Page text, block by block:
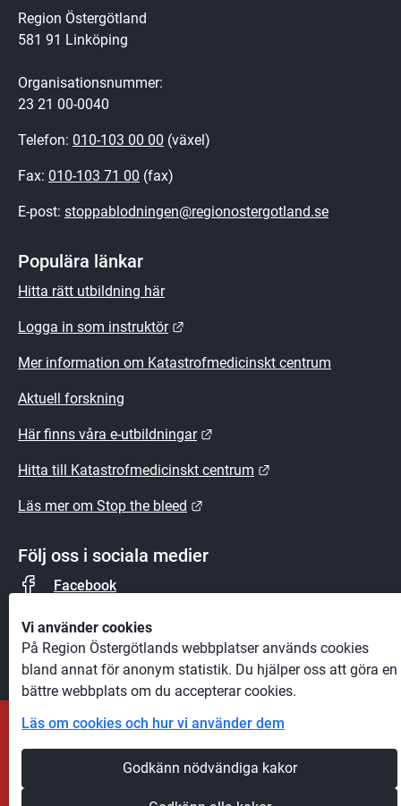
Vi använder cookies
På Region Östergötlands webbplatser används cookies
bland annat för anonym statistik. Du hjälper oss att göra en
bättre webbplats om du accepterar cookies.
Läs om cookies och hur vi använder dem
Godkänn nödvändiga kakor
Region Östergötland
581 91 Linköping
Organisationsnummer:
23 21 00-0040
Telefon: 010-103 00 00 (växel)
Fax: 010-103 71 00 (fax)
E-post: stoppablodningen@regionostergotland.se
Populära länkar
Hitta rätt utbildning här
Logga in som instruktör
Mer information om Katastrofmedicinskt centrum
Aktuell forskning
Här finns våra e-utbildningar
Hitta till Katastrofmedicinskt centrum
Läs mer om Stop the bleed
Följ oss i sociala medier
Facebook
Instagram
Information om cookies